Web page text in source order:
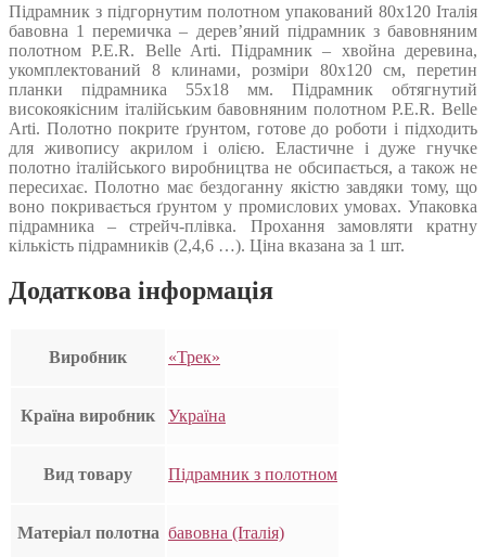
Підрамник з підгорнутим полотном упакований 80х120 Італія
бавовна 1 перемичка – дерев’яний підрамник з бавовняним
полотном P.E.R. Belle Arti. Підрамник – хвойна деревина,
укомплектований 8 клинами, розміри 80х120 см, перетин
планки підрамника 55х18 мм. Підрамник обтягнутий
високоякісним італійським бавовняним полотном P.E.R. Belle
Arti. Полотно покрите ґрунтом, готове до роботи і підходить
для живопису акрилом і олією. Еластичне і дуже гнучке
полотно італійського виробництва не обсипається, а також не
пересихає. Полотно має бездоганну якістю завдяки тому, що
воно покривається ґрунтом у промислових умовах. Упаковка
підрамника – стрейч-плівка. Прохання замовляти кратну
кількість підрамників (2,4,6 …). Ціна вказана за 1 шт.
Додаткова інформація
Виробник «Трек»
Країна виробник Україна
Вид товару Підрамник з полотном
Матеріал полотна бавовна (Італія)